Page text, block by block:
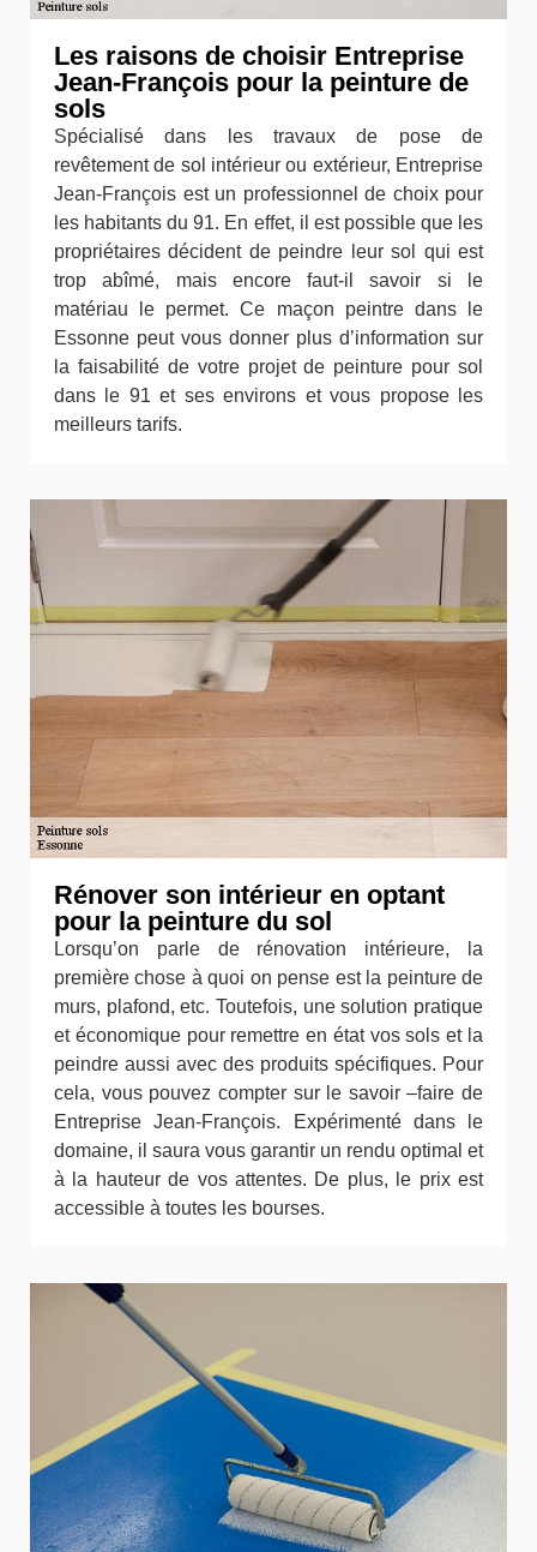
Les raisons de choisir Entreprise
Jean-François pour la peinture de
sols
Spécialisé dans les travaux de pose de
revêtement de sol intérieur ou extérieur, Entreprise
Jean-François est un professionnel de choix pour
les habitants du 91. En effet, il est possible que les
propriétaires décident de peindre leur sol qui est
trop abîmé, mais encore faut-il savoir si le
matériau le permet. Ce maçon peintre dans le
Essonne peut vous donner plus d’information sur
la faisabilité de votre projet de peinture pour sol
dans le 91 et ses environs et vous propose les
meilleurs tarifs.
Rénover son intérieur en optant
pour la peinture du sol
Lorsqu’on parle de rénovation intérieure, la
première chose à quoi on pense est la peinture de
murs, plafond, etc. Toutefois, une solution pratique
et économique pour remettre en état vos sols et la
peindre aussi avec des produits spécifiques. Pour
cela, vous pouvez compter sur le savoir –faire de
Entreprise Jean-François. Expérimenté dans le
domaine, il saura vous garantir un rendu optimal et
à la hauteur de vos attentes. De plus, le prix est
accessible à toutes les bourses.